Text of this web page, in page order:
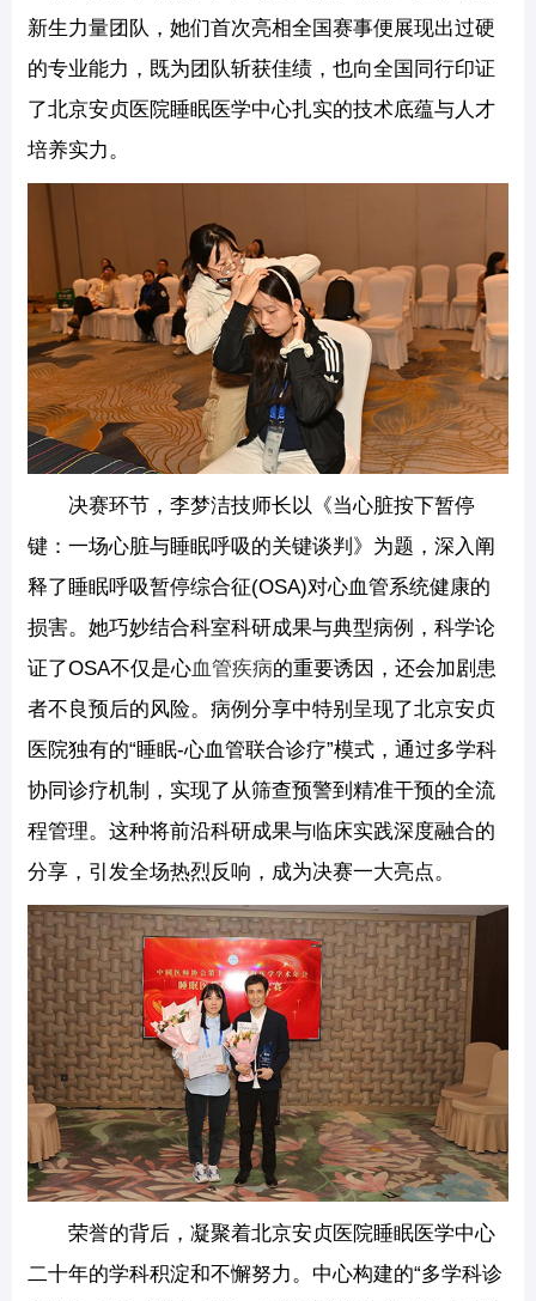
新生力量团队，她们首次亮相全国赛事便展现出过硬
的专业能力，既为团队斩获佳绩，也向全国同行印证
了北京安贞医院睡眠医学中心扎实的技术底蕴与人才
培养实力。
决赛环节，李梦洁技师长以《当心脏按下暂停
键：一场心脏与睡眠呼吸的关键谈判》为题，深入阐
释了睡眠呼吸暂停综合征(OSA)对心血管系统健康的
损害。她巧妙结合科室科研成果与典型病例，科学论
证了OSA不仅是心血管疾病的重要诱因，还会加剧患
者不良预后的风险。病例分享中特别呈现了北京安贞
医院独有的“睡眠-心血管联合诊疗”模式，通过多学科
协同诊疗机制，实现了从筛查预警到精准干预的全流
程管理。这种将前沿科研成果与临床实践深度融合的
分享，引发全场热烈反响，成为决赛一大亮点。
荣誉的背后，凝聚着北京安贞医院睡眠医学中心
二十年的学科积淀和不懈努力。中心构建的“多学科诊